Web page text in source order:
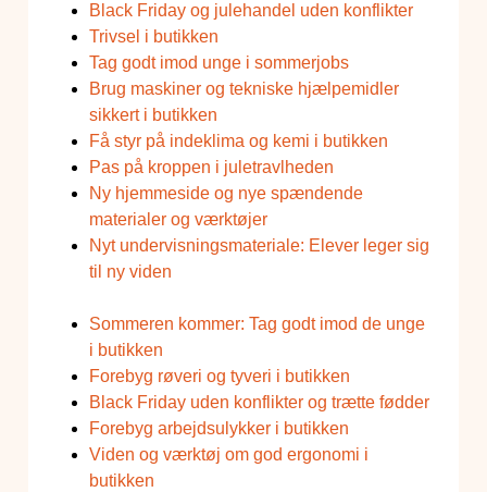
Black Friday og julehandel uden konflikter
Trivsel i butikken
Tag godt imod unge i sommerjobs
Brug maskiner og tekniske hjælpemidler
sikkert i butikken
Få styr på indeklima og kemi i butikken
Pas på kroppen i juletravlheden
Ny hjemmeside og nye spændende
materialer og værktøjer
Nyt undervisningsmateriale: Elever leger sig
til ny viden
Sommeren kommer: Tag godt imod de unge
i butikken
Forebyg røveri og tyveri i butikken
Black Friday uden konflikter og trætte fødder
Forebyg arbejdsulykker i butikken
Viden og værktøj om god ergonomi i
butikken